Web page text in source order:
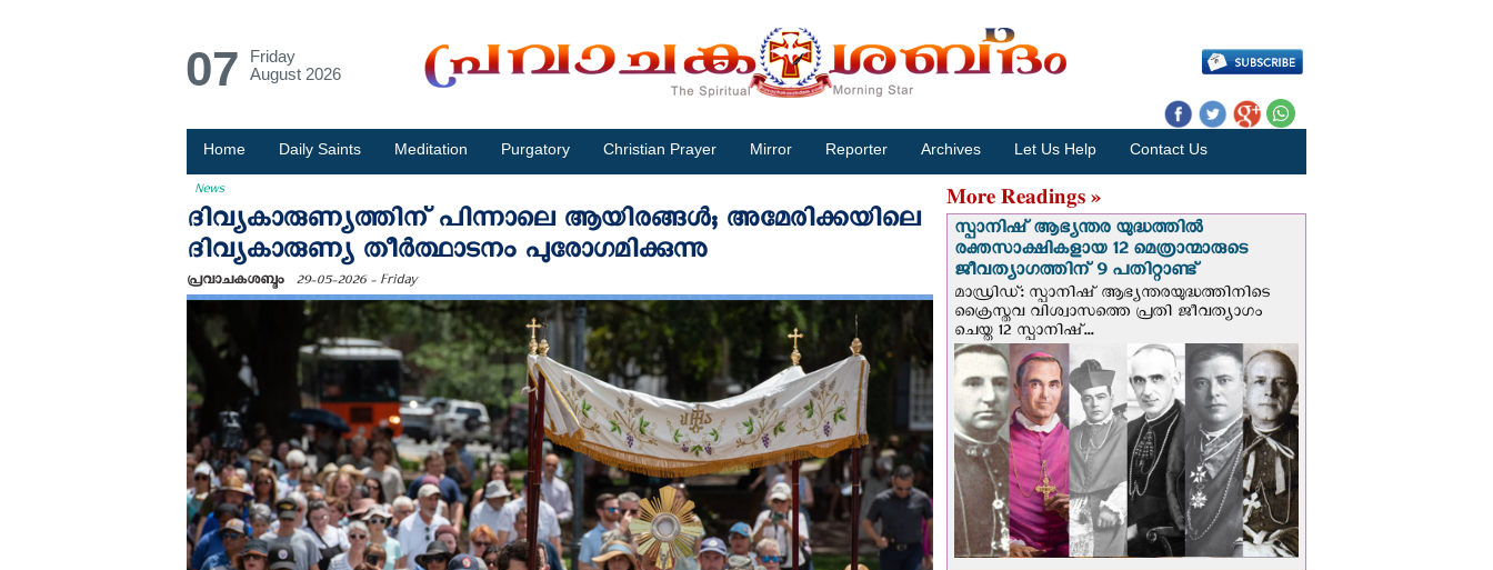
07
Friday
August 2026
Home Daily Saints Meditation Purgatory Christian Prayer Mirror Reporter Archives Let Us Help Contact Us
News
ദിവ്യകാരുണ്യത്തിന് പിന്നാലെ ആയിരങ്ങള്‍; അമേരിക്കയിലെ
ദിവ്യകാരുണ്യ തീര്‍ത്ഥാടനം പുരോഗമിക്കുന്നു
പ്രവാചകശബ്ദം 29-05-2026 - Friday
More Readings »
സ്പാനിഷ് ആഭ്യന്തര യുദ്ധത്തില്‍
രക്തസാക്ഷികളായ 12 മെത്രാന്മാരുടെ
ജീവത്യാഗത്തിന് 9 പതിറ്റാണ്ട്
മാഡ്രിഡ്: സ്പാനിഷ് ആഭ്യന്തരയുദ്ധത്തിനിടെ
ക്രൈസ്തവ വിശ്വാസത്തെ പ്രതി ജീവത്യാഗം
ചെയ്ത 12 സ്പാനിഷ്...